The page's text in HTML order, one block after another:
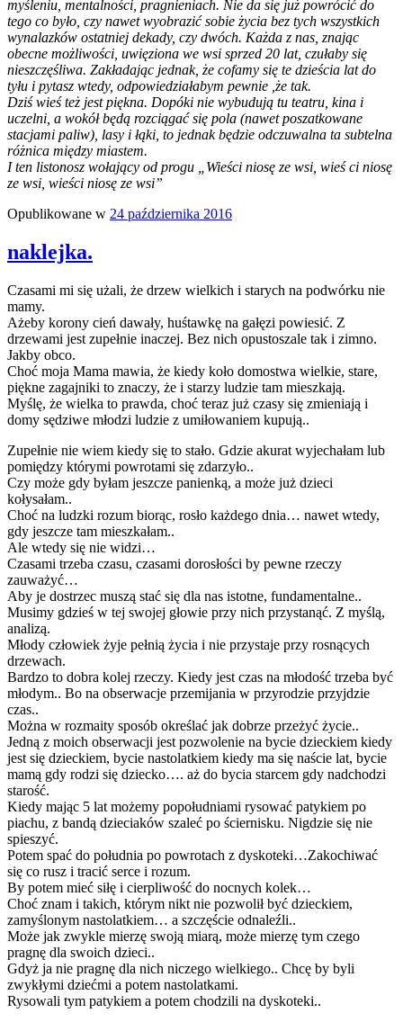
myśleniu, mentalności, pragnieniach. Nie da się już powrócić do
tego co było, czy nawet wyobrazić sobie życia bez tych wszystkich
wynalazków ostatniej dekady, czy dwóch. Każda z nas, znając
obecne możliwości, uwięziona we wsi sprzed 20 lat, czułaby się
nieszczęśliwa. Zakładając jednak, że cofamy się te dzieścia lat do
tyłu i pytasz wtedy, odpowiedziałabym pewnie ,że tak.
Dziś wieś też jest piękna. Dopóki nie wybudują tu teatru, kina i
uczelni, a wokół będą rozciągać się pola (nawet poszatkowane
stacjami paliw), lasy i łąki, to jednak będzie odczuwalna ta subtelna
różnica między miastem.
I ten listonosz wołający od progu „Wieści niosę ze wsi, wieś ci niosę
ze wsi, wieści niosę ze wsi”
Opublikowane w 24 października 2016
naklejka.
Czasami mi się użali, że drzew wielkich i starych na podwórku nie
mamy.
Ażeby korony cień dawały, huśtawkę na gałęzi powiesić. Z
drzewami jest zupełnie inaczej. Bez nich opustoszale tak i zimno.
Jakby obco.
Choć moja Mama mawia, że kiedy koło domostwa wielkie, stare,
piękne zagajniki to znaczy, że i starzy ludzie tam mieszkają.
Myślę, że wielka to prawda, choć teraz już czasy się zmieniają i
domy sędziwe młodzi ludzie z umiłowaniem kupują..
Zupełnie nie wiem kiedy się to stało. Gdzie akurat wyjechałam lub
pomiędzy którymi powrotami się zdarzyło..
Czy może gdy byłam jeszcze panienką, a może już dzieci
kołysałam..
Choć na ludzki rozum biorąc, rosło każdego dnia… nawet wtedy,
gdy jeszcze tam mieszkałam..
Ale wtedy się nie widzi…
Czasami trzeba czasu, czasami dorosłości by pewne rzeczy
zauważyć…
Aby je dostrzec muszą stać się dla nas istotne, fundamentalne..
Musimy gdzieś w tej swojej głowie przy nich przystanąć. Z myślą,
analizą.
Młody człowiek żyje pełnią życia i nie przystaje przy rosnących
drzewach.
Bardzo to dobra kolej rzeczy. Kiedy jest czas na młodość trzeba być
młodym.. Bo na obserwacje przemijania w przyrodzie przyjdzie
czas..
Można w rozmaity sposób określać jak dobrze przeżyć życie..
Jedną z moich obserwacji jest pozwolenie na bycie dzieckiem kiedy
jest się dzieckiem, bycie nastolatkiem kiedy ma się naście lat, bycie
mamą gdy rodzi się dziecko…. aż do bycia starcem gdy nadchodzi
starość.
Kiedy mając 5 lat możemy popołudniami rysować patykiem po
piachu, z bandą dzieciaków szaleć po ściernisku. Nigdzie się nie
spieszyć.
Potem spać do południa po powrotach z dyskoteki…Zakochiwać
się co rusz i tracić serce i rozum.
By potem mieć siłę i cierpliwość do nocnych kolek…
Choć znam i takich, którym nikt nie pozwolił być dzieckiem,
zamyślonym nastolatkiem… a szczęście odnaleźli..
Może jak zwykle mierzę swoją miarą, może mierzę tym czego
pragnę dla swoich dzieci..
Gdyż ja nie pragnę dla nich niczego wielkiego.. Chcę by byli
zwykłymi dziećmi a potem nastolatkami.
Rysowali tym patykiem a potem chodzili na dyskoteki..